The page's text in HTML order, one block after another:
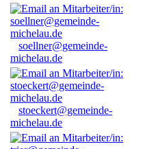
soellner@gemeinde-
michelau.de
stoeckert@gemeinde-
michelau.de